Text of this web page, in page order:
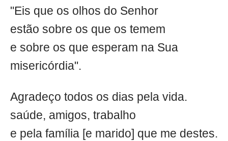
"Eis que os olhos do Senhor
estão sobre os que os temem
e sobre os que esperam na Sua
misericórdia".
Agradeço todos os dias pela vida.
saúde, amigos, trabalho
e pela família [e marido] que me destes.